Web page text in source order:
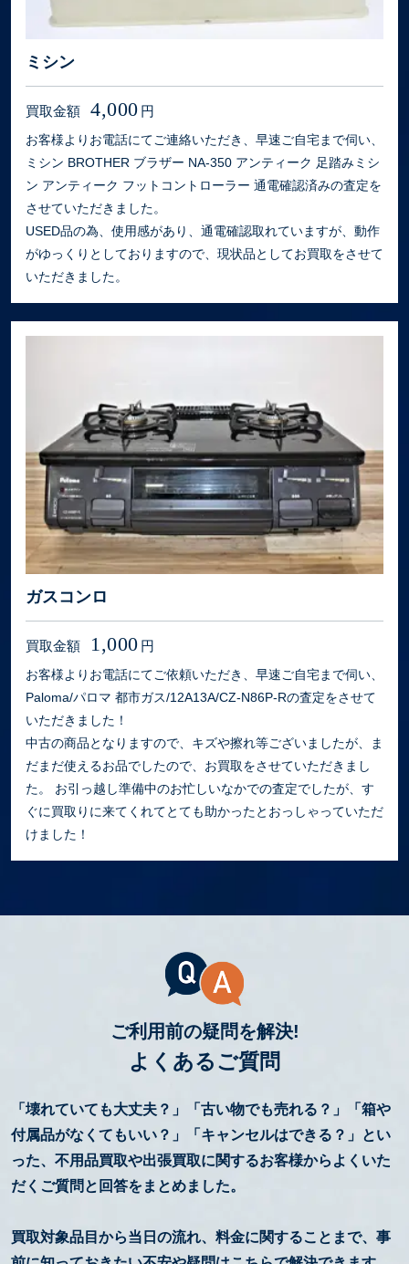
ミシン
買取金額 4,000 円
お客様よりお電話にてご連絡いただき、早速ご自宅まで伺い、
ミシン BROTHER ブラザー NA-350 アンティーク 足踏みミシ
ン アンティーク フットコントローラー 通電確認済みの査定を
させていただきました。
USED品の為、使用感があり、通電確認取れていますが、動作
がゆっくりとしておりますので、現状品としてお買取をさせて
いただきました。
ガスコンロ
買取金額 1,000 円
お客様よりお電話にてご依頼いただき、早速ご自宅まで伺い、
Paloma/パロマ 都市ガス/12A13A/CZ-N86P-Rの査定をさせて
いただきました！
中古の商品となりますので、キズや擦れ等ございましたが、ま
だまだ使えるお品でしたので、お買取をさせていただきまし
た。 お引っ越し準備中のお忙しいなかでの査定でしたが、す
ぐに買取りに来てくれてとても助かったとおっしゃっていただ
けました！
ご利用前の疑問を解決!
よくあるご質問
「壊れていても大丈夫？」「古い物でも売れる？」「箱や
付属品がなくてもいい？」「キャンセルはできる？」とい
った、不用品買取や出張買取に関するお客様からよくいた
だくご質問と回答をまとめました。
買取対象品目から当日の流れ、料金に関することまで、事